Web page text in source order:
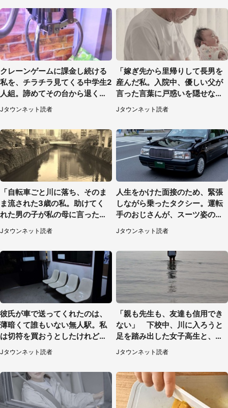
クレーンゲームに課金し続ける
私を、チラチラ見てくる中学生2
人組。諦めてその台から退く
と、後ろから声が（東京都・40
代女性）
Jタウンネット読者
「嫁ぎ先から里帰りして長男を
産んだ私。入院中、優しい父が
言った言葉に戸惑いを隠せな
い」（兵庫県・50代女性）
Jタウンネット読者
「自転車ごと川に落ち、そのま
ま流された3歳の私。助けてく
れた男の子が私の母に言ったの
は...」（千葉県・20代女性）
Jタウンネット読者
人生をかけた面接のため、緊張
しながら乗ったタクシー。運転
手のおじさんが、スーツ姿の私
を見て...（福岡県・30代女性）
Jタウンネット読者
彼氏が車で送ってくれたのは、
薄暗くて誰もいない無人駅。私
は切符を買おうとしたけれど
（山形県・20代女性）
Jタウンネット読者
「親も先生も、友達も信用でき
ない」 下校中、川に入ろうと
足を踏み出した女子高生と、彼
女を止めた予想外の存在
Jタウンネット読者